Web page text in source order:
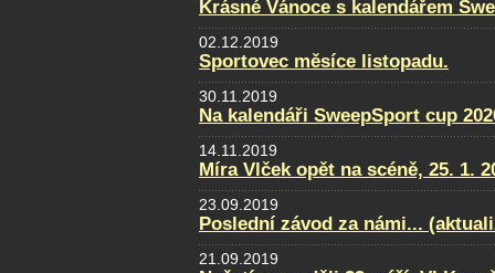
Krásné Vánoce s kalendářem
02.12.2019
Sportovec měsíce listopadu.
30.11.2019
Na kalendáři SweepSport cup
14.11.2019
Míra Vlček opět na scéně, 25. 1.
23.09.2019
Poslední závod za námi...
21.09.2019